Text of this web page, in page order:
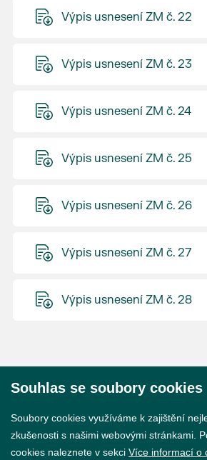
Výpis usnesení ZM č. 22
Výpis usnesení ZM č. 23
Výpis usnesení ZM č. 24
Výpis usnesení ZM č. 25
Výpis usnesení ZM č. 26
Výpis usnesení ZM č. 27
Výpis usnesení ZM č. 28
Souhlas se soubory cookies
Soubory cookies využíváme k zajištění
zkušenosti s našimi webovými stránkami.
cookies naleznete v sekci Více informací o